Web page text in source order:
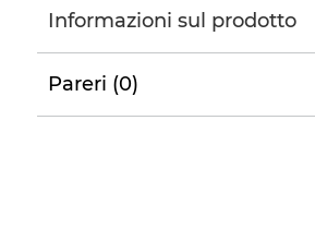
Informazioni sul prodotto
Pareri (0)